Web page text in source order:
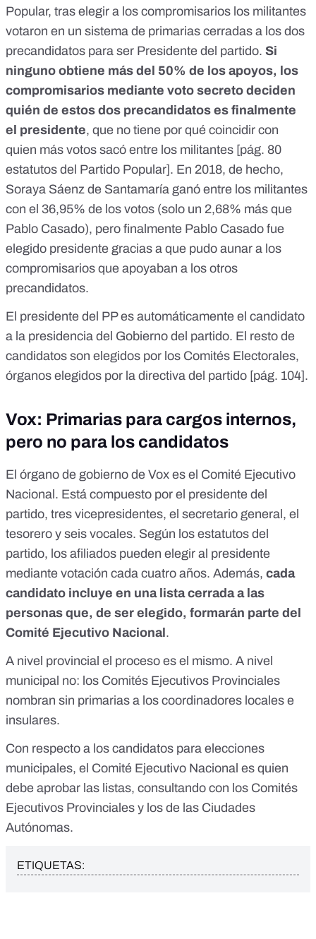
Popular, tras elegir a los compromisarios los militantes
votaron en un sistema de primarias cerradas a los dos
precandidatos para ser Presidente del partido. Si
ninguno obtiene más del 50% de los apoyos, los
compromisarios mediante voto secreto deciden
quién de estos dos precandidatos es finalmente
el presidente, que no tiene por qué coincidir con
quien más votos sacó entre los militantes [pág. 80
estatutos del Partido Popular]. En 2018, de hecho,
Soraya Sáenz de Santamaría ganó entre los militantes
con el 36,95% de los votos (solo un 2,68% más que
Pablo Casado), pero finalmente Pablo Casado fue
elegido presidente gracias a que pudo aunar a los
compromisarios que apoyaban a los otros
precandidatos.
El presidente del PP es automáticamente el candidato
a la presidencia del Gobierno del partido. El resto de
candidatos son elegidos por los Comités Electorales,
órganos elegidos por la directiva del partido [pág. 104].
Vox: Primarias para cargos internos,
pero no para los candidatos
El órgano de gobierno de Vox es el Comité Ejecutivo
Nacional. Está compuesto por el presidente del
partido, tres vicepresidentes, el secretario general, el
tesorero y seis vocales. Según los estatutos del
partido, los afiliados pueden elegir al presidente
mediante votación cada cuatro años. Además, cada
candidato incluye en una lista cerrada a las
personas que, de ser elegido, formarán parte del
Comité Ejecutivo Nacional .
A nivel provincial el proceso es el mismo. A nivel
municipal no: los Comités Ejecutivos Provinciales
nombran sin primarias a los coordinadores locales e
insulares.
Con respecto a los candidatos para elecciones
municipales, el Comité Ejecutivo Nacional es quien
debe aprobar las listas, consultando con los Comités
Ejecutivos Provinciales y los de las Ciudades
Autónomas.
ETIQUETAS: